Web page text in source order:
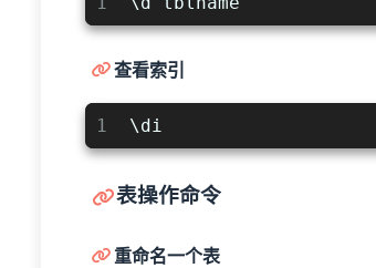
查看索引
1 \di
表操作命令
重命名一个表